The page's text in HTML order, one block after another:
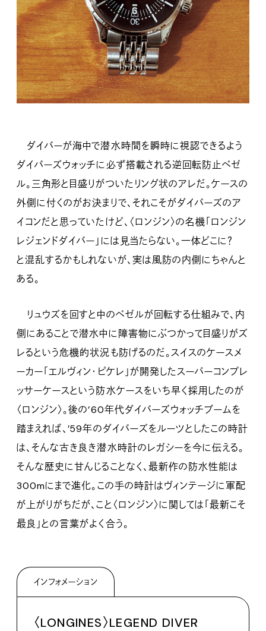
ダイバーが海中で潜水時間を瞬時に視認できるよう
ダイバーズウォッチに必ず搭載される逆回転防止ベゼ
ル。三角形と目盛りがついたリング状のアレだ。ケースの
外側に付くのがお決まりで、それこそがダイバーズのア
イコンだと思っていたけど、〈ロンジン〉の名機「ロンジン
レジェンドダイバー」には見当たらない。一体どこに？
と混乱するかもしれないが、実は風防の内側にちゃんと
ある。
リュウズを回すと中のベゼルが回転する仕組みで、内
側にあることで潜水中に障害物にぶつかって目盛りがズ
レるという危機的状況も防げるのだ。スイスのケースメ
ーカー「エルヴィン・ピケレ」が開発したスーパーコンプレ
ッサーケースという防水ケースをいち早く採用したのが
〈ロンジン〉。後の’60年代ダイバーズウォッチブームを
踏まえれば、’59年のダイバーズをルーツとしたこの時計
は、そんな古き良き潜水時計のレガシーを今に伝える。
そんな歴史に甘んじることなく、最新作の防水性能は
300mにまで進化。この手の時計はヴィンテージに軍配
が上がりがちだが、こと〈ロンジン〉に関しては「最新こそ
最良」との言葉がよく合う。
インフォメーション
〈LONGINES〉LEGEND DIVER